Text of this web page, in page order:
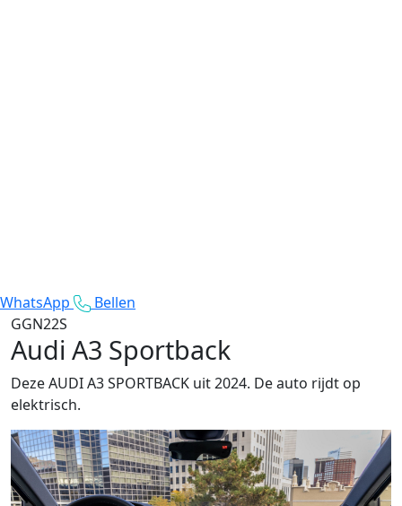
WhatsApp
Bellen
GGN22S
Audi A3 Sportback
Deze AUDI A3 SPORTBACK uit 2024. De auto rijdt op
elektrisch.